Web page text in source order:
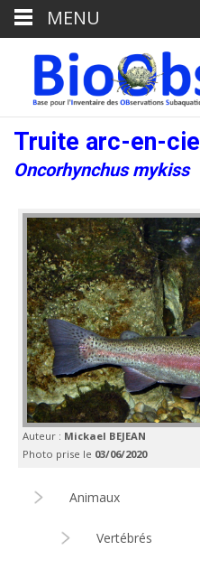
Truite arc-en-ciel
Oncorhynchus mykiss
Auteur : Mickael BEJEAN
Photo prise le 03/06/2020
Animaux
Vertébrés
MENU